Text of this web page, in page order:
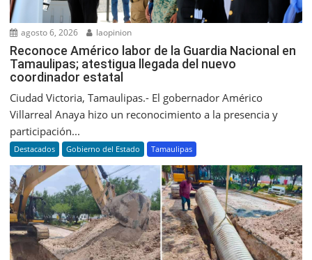
agosto 6, 2026 laopinion
Reconoce Américo labor de la Guardia Nacional en
Tamaulipas; atestigua llegada del nuevo
coordinador estatal
Ciudad Victoria, Tamaulipas.- El gobernador Américo
Villarreal Anaya hizo un reconocimiento a la presencia y
participación...
Destacados Gobierno del Estado Tamaulipas